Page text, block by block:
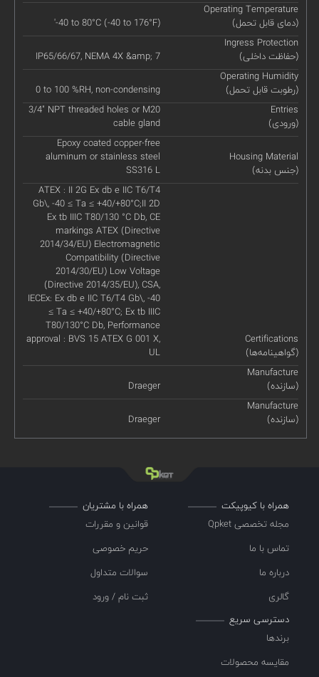
Operating Temperature
(دمای قابل تحمل)
'-40 to 80°C (-40 to 176°F)
Ingress Protection
(حفاظت داخلی)
IP65/66/67, NEMA 4X &amp; 7
Operating Humidity
(رطوبت قابل تحمل)
0 to 100 %RH, non-condensing
Entries
(ورودی)
3/4" NPT threaded holes or M20
cable gland
Housing Material
(جنس بدنه)
Epoxy coated copper-free
aluminum or stainless steel
SS316 L
Certifications
(گواهینامه‌ها)
ATEX : II 2G Ex db e IIC T6/T4
Gb\, -40 ≤ Ta ≤ +40/+80°C;II 2D
Ex tb IIIC T80/130 °C Db, CE
markings ATEX (Directive
2014/34/EU) Electromagnetic
Compatibility (Directive
2014/30/EU) Low Voltage
(Directive 2014/35/EU), CSA,
IECEx: Ex db e IIC T6/T4 Gb\, -40
≤ Ta ≤ +40/+80°C; Ex tb IIIC
T80/130°C Db, Performance
approval : BVS 15 ATEX G 001 X,
UL
Manufacture
(سازنده)
Draeger
Manufacture
(سازنده)
Draeger
همراه با کیوپیکت
مجله تخصصی Qpket
تماس با ما
درباره ما
گالری
همراه با مشتریان
قوانین و مقررات
حریم خصوصی
سوالات متداول
ثبت نام / ورود
دسترسی سریع
برندها
مقایسه محصولات